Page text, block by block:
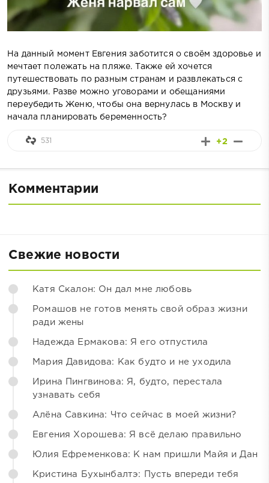
На данный момент Евгения заботится о своём здоровье и
мечтает полежать на пляже. Также ей хочется
путешествовать по разным странам и развлекаться с
друзьями. Разве можно уговорами и обещаниями
переубедить Женю, чтобы она вернулась в Москву и
начала планировать беременность?
+2
531
Комментарии
Свежие новости
Катя Скалон: Он дал мне любовь
Ромашов не готов менять свой образ жизни
ради жены
Надежда Ермакова: Я его отпустила
Мария Давидова: Как будто и не уходила
Ирина Пингвинова: Я, будто, перестала
узнавать себя
Алёна Савкина: Что сейчас в моей жизни?
Евгения Хорошева: Я всё делаю правильно
Юлия Ефременкова: К нам пришли Майя и Дан
Кристина Бухынбалтэ: Пусть впереди тебя